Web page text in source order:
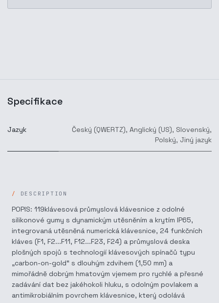
Specifikace
Jazyk Český (QWERTZ), Anglický (US), Slovenský,
Polský, Jiný jazyk
DESCRIPTION
POPIS: 119klávesová průmyslová klávesnice z odolné
silikonové gumy s dynamickým utěsněním a krytím IP65,
integrovaná utěsněná numerická klávesnice, 24 funkčních
kláves (F1, F2...F11, F12...F23, F24) a průmyslová deska
plošných spojů s technologií klávesových spínačů typu
„carbon-on-gold“ s dlouhým zdvihem (1,50 mm) a
mimořádně dobrým hmatovým vjemem pro rychlé a přesné
zadávání dat bez jakéhokoli hluku, s odolným povlakem a
antimikrobiálním povrchem klávesnice, který odolává